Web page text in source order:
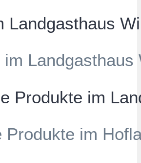
Landgasthaus
Produkte im